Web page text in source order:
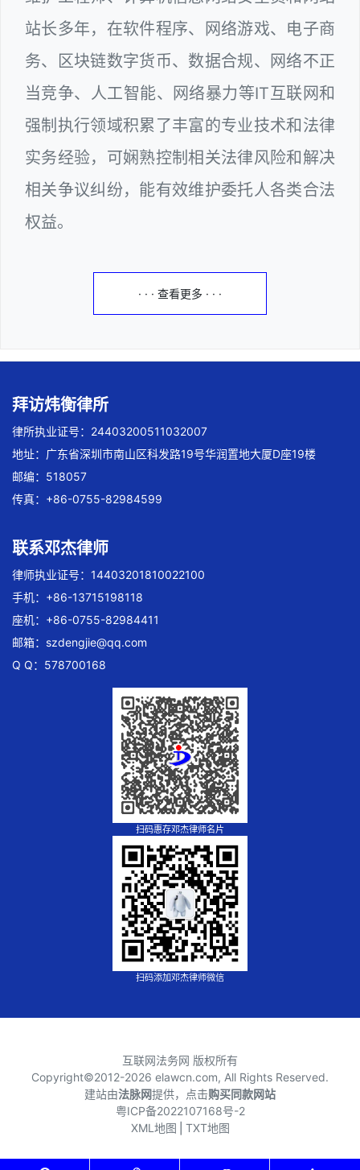
站长多年，在软件程序、网络游戏、电子商
务、区块链数字货币、数据合规、网络不正
当竞争、人工智能、网络暴力等IT互联网和
强制执行领域积累了丰富的专业技术和法律
实务经验，可娴熟控制相关法律风险和解决
相关争议纠纷，能有效维护委托人各类合法
权益。
· · · 查看更多 · · ·
拜访炜衡律所
律所执业证号：24403200511032007
地址：广东省深圳市南山区科发路19号华润置地大厦D座19楼
邮编：518057
传真：+86-0755-82984599
联系邓杰律师
律师执业证号：14403201810022100
手机：+86-13715198118
座机：+86-0755-82984411
邮箱： szdengjie@qq.com
Q Q：578700168
扫码惠存邓杰律师名片
扫码添加邓杰律师微信
互联网法务网 版权所有
Copyright©2012-2026 elawcn.com, All Rights Reserved.
建站由法脉网提供，点击购买同款网站
粤ICP备2022107168号-2
XML地图 TXT地图